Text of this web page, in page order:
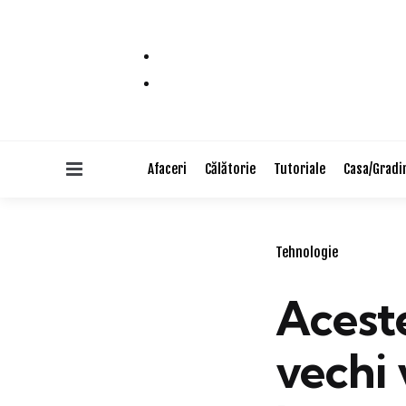
Afaceri Călătorie Tutoriale Casa/
Categories
Tehnologie
vechi